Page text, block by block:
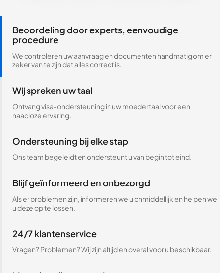
Beoordeling door experts, eenvoudige
procedure
We controleren uw aanvraag en documenten handmatig om er
zeker van te zijn dat alles correct is.
Wij spreken uw taal
Ontvang visa-ondersteuning in uw moedertaal voor een
naadloze ervaring.
Ondersteuning bij elke stap
Ons team begeleidt en ondersteunt u van begin tot eind.
Blijf geïnformeerd en onbezorgd
Als er problemen zijn, informeren we u onmiddellijk en helpen we
u deze op te lossen.
24/7 klantenservice
Vragen? Problemen? Wij zijn altijd en overal voor u beschikbaar.